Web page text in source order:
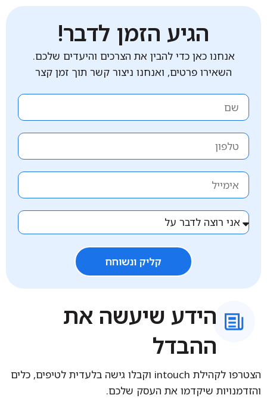
הגיע הזמן לדבר!
אנחנו כאן כדי להבין את הצרכים והיעדים שלכם.
השאירו פרטים, ואנחנו ניצור קשר תוך זמן קצר
קליק ונשוחח
הידע שיעשה את
ההבדל
הצטרפו לקהילת intouch וקבלו גישה בלעדית לטיפים, כלים
והזדמנויות שיקדמו את העסק שלכם.